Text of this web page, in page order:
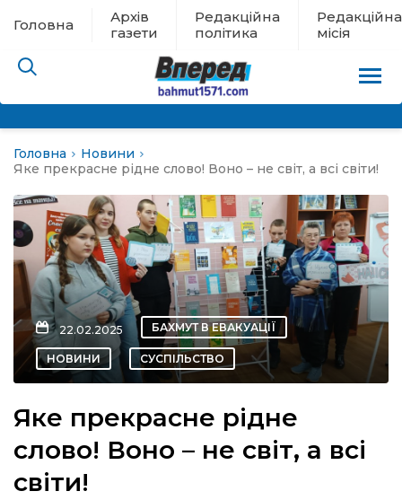
Головна
Архів
газети
Редакційна
політика
Редакційна
місія
евакуації
новини
Головна
Новини
Яке прекрасне рідне слово! Воно – не світ, а всі світи!
22.02.2025 БАХМУТ В ЕВАКУАЦІЇ
НОВИНИ СУСПІЛЬСТВО
Яке прекрасне рідне
слово! Воно – не світ, а всі
світи!